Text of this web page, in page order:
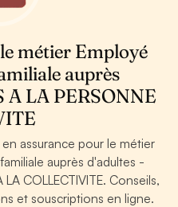
métier Employé
auprès
A LA PERSONNE
assurance pour le métier
auprès d'adultes -
LA COLLECTIVITE. Conseils,
et souscriptions en ligne.